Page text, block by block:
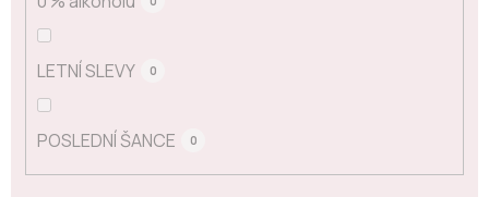
LETNÍ SLEVY 0
POSLEDNÍ ŠANCE 0